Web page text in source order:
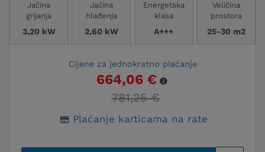
Jačina
grijanja
3,20 kW
Jačina
hlađenja
2,60 kW
Energetska
klasa
A+++
Veličina
prostora
25-30 m2
Cijene za jednokratno plaćanje
664,06 €
781,25 €
Plaćanje karticama na rate